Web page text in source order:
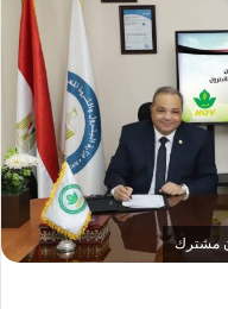
مشترك